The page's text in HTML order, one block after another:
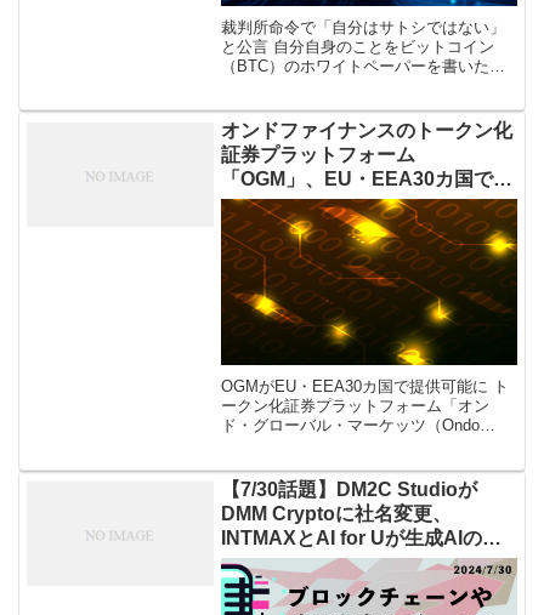
裁判所命令で「自分はサトシではない」
と公言 自分自身のことをビットコイン
（BTC）のホワイトペーパーを書いたサ
の公式サイトで「クレイグ・スティ […]
オンドファイナンスのトークン化
証券プラットフォーム
「OGM」、EU・EEA30カ国で提
供可能に
OGMがEU・EEA30カ国で提供可能に ト
ークン化証券プラットフォーム「オン
ド・グローバル・マーケッツ（Ondo
ン化米国株・ […]
【7/30話題】DM2C Studioが
DMM Cryptoに社名変更、
INTMAXとAI for Uが生成AIのデ
ータセキュリティ強化で提携など
（音声ニュース）